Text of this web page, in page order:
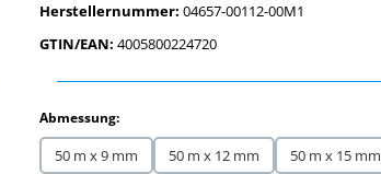
Herstellernummer: 04657-00112-00M1
GTIN/EAN: 4005800224720
Abmessung:auswählen
50 m x 9 mm 50 m x 12 mm
50 m x 15 mm